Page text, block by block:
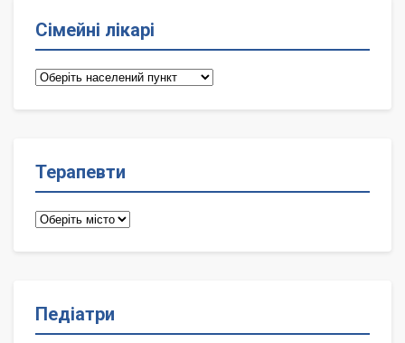
Сімейні лікарі
Сімейні
Терапевти
Терапевти
Педіатри